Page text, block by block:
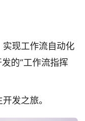
现工作流自动化
的“工作流指挥
发之旅。